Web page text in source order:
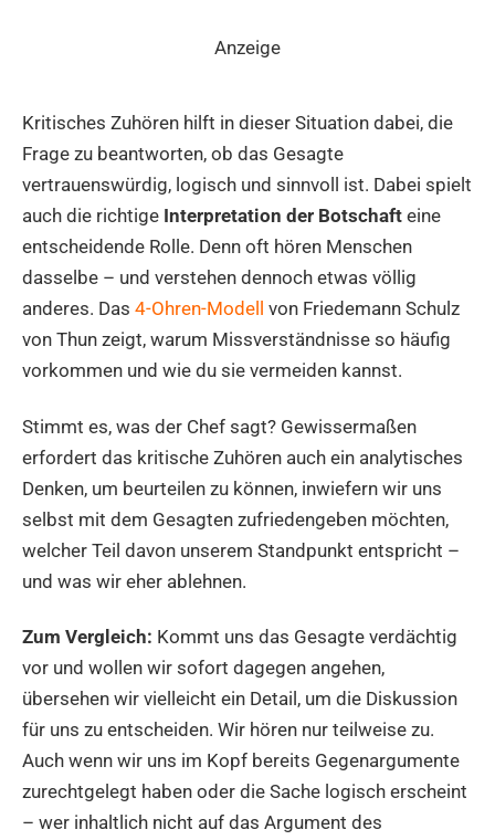
Anzeige
Kritisches Zuhören hilft in dieser Situation dabei, die
Frage zu beantworten, ob das Gesagte
vertrauenswürdig, logisch und sinnvoll ist. Dabei spielt
auch die richtige Interpretation der Botschaft eine
entscheidende Rolle. Denn oft hören Menschen
dasselbe – und verstehen dennoch etwas völlig
anderes. Das 4-Ohren-Modell von Friedemann Schulz
von Thun zeigt, warum Missverständnisse so häufig
vorkommen und wie du sie vermeiden kannst.
Stimmt es, was der Chef sagt? Gewissermaßen
erfordert das kritische Zuhören auch ein analytisches
Denken, um beurteilen zu können, inwiefern wir uns
selbst mit dem Gesagten zufriedengeben möchten,
welcher Teil davon unserem Standpunkt entspricht –
und was wir eher ablehnen.
Zum Vergleich: Kommt uns das Gesagte verdächtig
vor und wollen wir sofort dagegen angehen,
übersehen wir vielleicht ein Detail, um die Diskussion
für uns zu entscheiden. Wir hören nur teilweise zu.
Auch wenn wir uns im Kopf bereits Gegenargumente
zurechtgelegt haben oder die Sache logisch erscheint
– wer inhaltlich nicht auf das Argument des